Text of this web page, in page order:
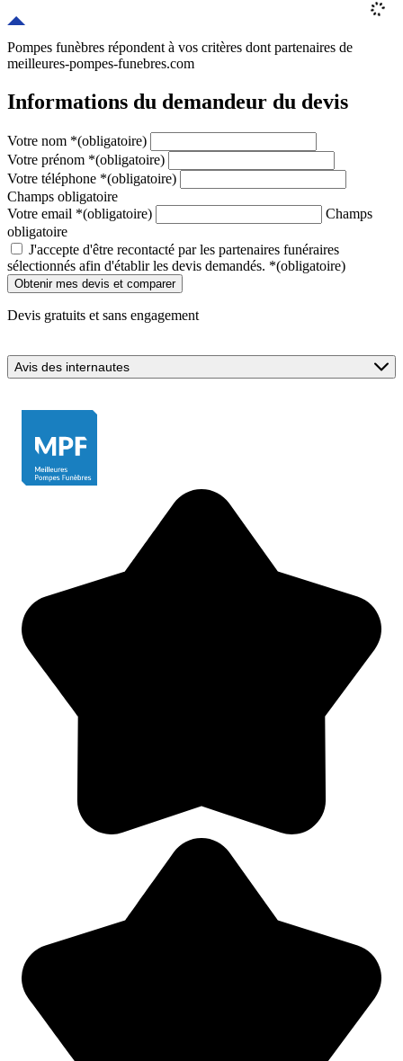
Pompes funèbres répondent à vos critères dont partenaires de
meilleures-pompes-funebres.com
Informations du demandeur du devis
Votre nom *(obligatoire)
Votre prénom *(obligatoire)
Votre téléphone *(obligatoire)
Champs obligatoire
Votre email *(obligatoire)
Champs
obligatoire
J'accepte d'être recontacté par les partenaires funéraires
sélectionnés afin d'établir les devis demandés. *(obligatoire)
Devis gratuits et sans engagement
Avis des internautes